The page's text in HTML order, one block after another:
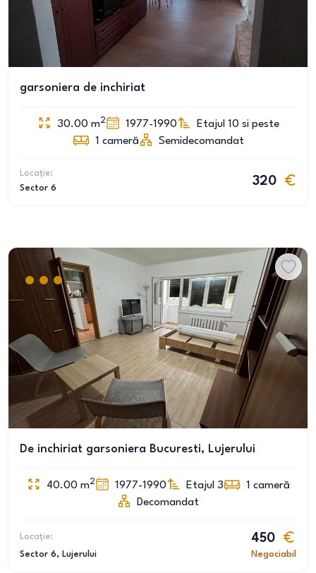
garsoniera de inchiriat
30.00 m2 1977-1990
Etajul 10 si peste
1 cameră Semidecomandat
Locație:
Sector 6
320
De inchiriat garsoniera Bucuresti, Lujerului
40.00 m2 1977-1990 Etajul 3 1 cameră
Decomandat
Locație:
Sector 6, Lujerului
450
Negociabil